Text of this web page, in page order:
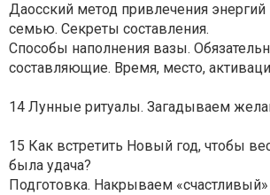
Даосский метод привлечения энергий
семью. Секреты составления.
Способы наполнения вазы.
составляющие. Время, место,
14 Лунные ритуалы. Загадываем
15 Как встретить Новый год, чтобы
была удача?
Подготовка. Накрываем «счастливый»